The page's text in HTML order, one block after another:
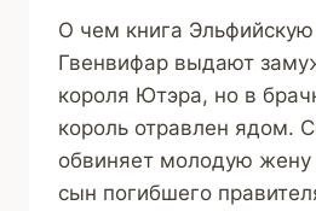
О чем книга
Гвенвифар выдают
короля Ютэра, но в
король отравлен ядом.
обвиняет молодую жену
сын погибшего